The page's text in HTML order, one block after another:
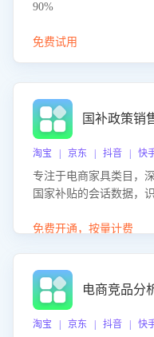
90%
免费试用
国补政策销
淘宝 | 京东 | 抖音 | 快
专注于电商家具类目，
国家补贴的会话数据，
化策略，助力商家利用
免费开通，按量计费
电商竞品分
淘宝 | 京东 | 抖音 | 快